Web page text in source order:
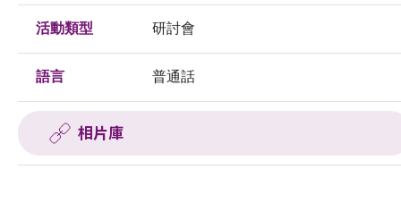
活動類型 研討會
語言 普通話
相片庫